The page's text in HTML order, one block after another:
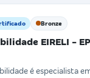
Bronze
EIRELI -
é especialista